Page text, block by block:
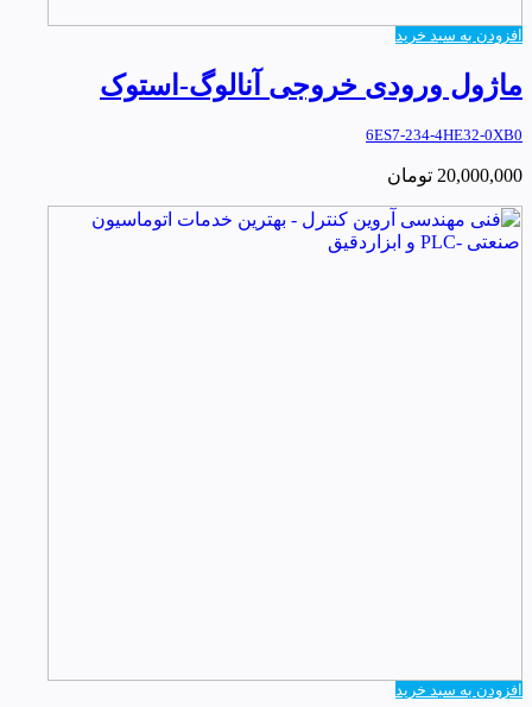
افزودن به سبد خرید
ماژول ورودی خروجی آنالوگ-استوک
6ES7-234-4HE32-0XB0
20,000,000 تومان
افزودن به سبد خرید